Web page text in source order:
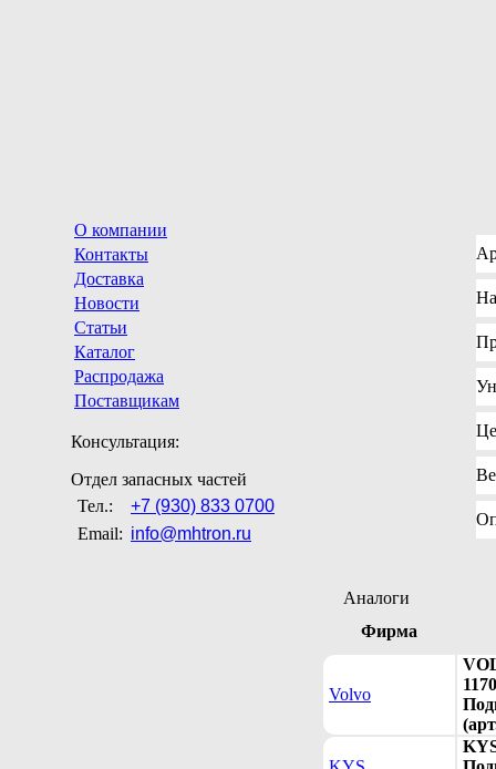
О компании
Контакты
Доставка
Новости
Статьи
Каталог
Распродажа
Поставщикам
Консультация:
Отдел запасных частей
Тел.:
+7 (930) 833 0700
Email: info@mhtron.ru
Аналоги
Фирма
Volvo